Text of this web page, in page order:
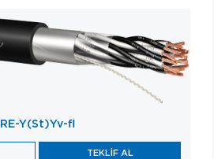
RE-Y(St)Yv-fl
TEKLİF AL